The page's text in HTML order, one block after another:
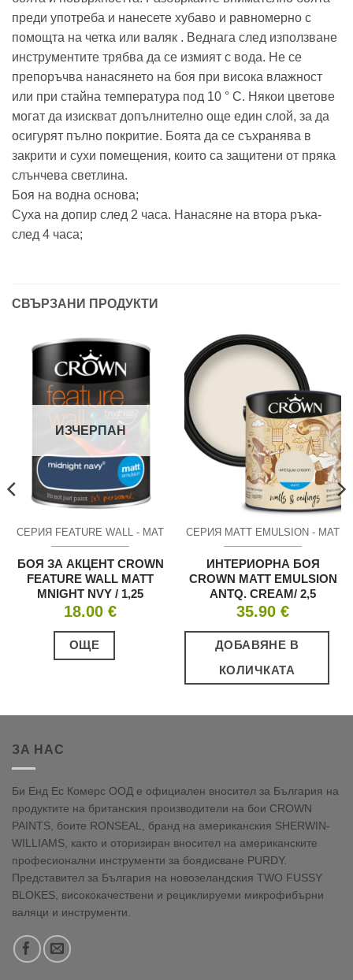
преди употреба и нанесете хубаво и равномерно с
помощта на четка или валяк . Веднага след използване
инструментите трябва да се измият с вода. Не се
препоръчва нанасянето на боя при висока влажност
или при стайна температура под 10 ° C. Някои цветове
могат да изискват допълнително още един слой, за да
осигурят пълно покритие. Боята да се съхранява в
закрити и сухи помещения, които са защитени от пряка
слънчева светлина.
Боя на водна основа;
Суха на допир след 2 часа. Нанасяне на втора ръка-
след 4 часа;
СВЪРЗАНИ ПРОДУКТИ
ИЗЧЕРПАН
СЕРИЯ FEATURE WALL - МАТ
БОЯ ЗА АКЦЕНТ CROWN
FEATURE WALL MATT
MNIGHT NVY / 1,25
18.00 €
ОЩЕ
СЕРИЯ MATT EMULSION - МАТ
ИНТЕРИОРНА БОЯ
CROWN MATT EMULSION
ANTQ. CREAM/ 2,5
35.90 €
ДОБАВЯНЕ В
КОЛИЧКАТА
ЗА НАС
Би Енд Ес Комерс ООД е официален вносител за България на
продуктите на британския производители на бои CROWN
PAINTS, боите RONSEAL, бранд на американския SHERWIN-
WILLIAMS, както и оторизиран вносител на американските
професионални инструменти за боядисване PURDY.
Представител за България на новозеландския TWO FUSSY
BLOKES, висококачествени и рециклируеми микрофибърни
валяци и инструменти.